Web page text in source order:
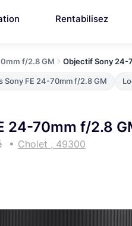
Rentabilisez
f/2.8 GM Objectif Sony 24-
Sony FE 24-70mm f/2.8 GM
24-70mm f/2.8
Cholet , 49300